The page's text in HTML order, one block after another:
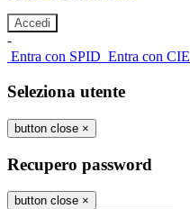
-
Entra con SPID Entra con CIE
Seleziona utente
button close ×
Recupero password
button close ×